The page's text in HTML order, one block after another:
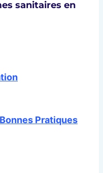
sanitaires en
Pratiques